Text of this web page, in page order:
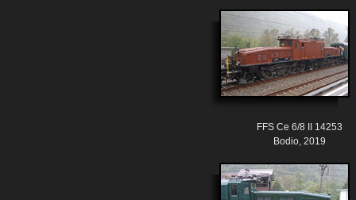
FFS Ce 6/8 II 14253
Bodio, 2019